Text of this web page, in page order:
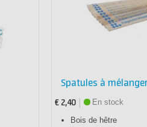
Spatules à
€ 2,40
En stock
Bois de hêtre